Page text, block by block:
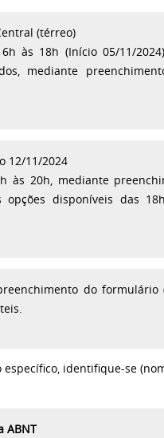
(térreo)
às 18h (Início 05/11/
mediante
12/11/2024
às 20h, mediante
opções disponíveis das
do formulário
identifique-se
ABNT